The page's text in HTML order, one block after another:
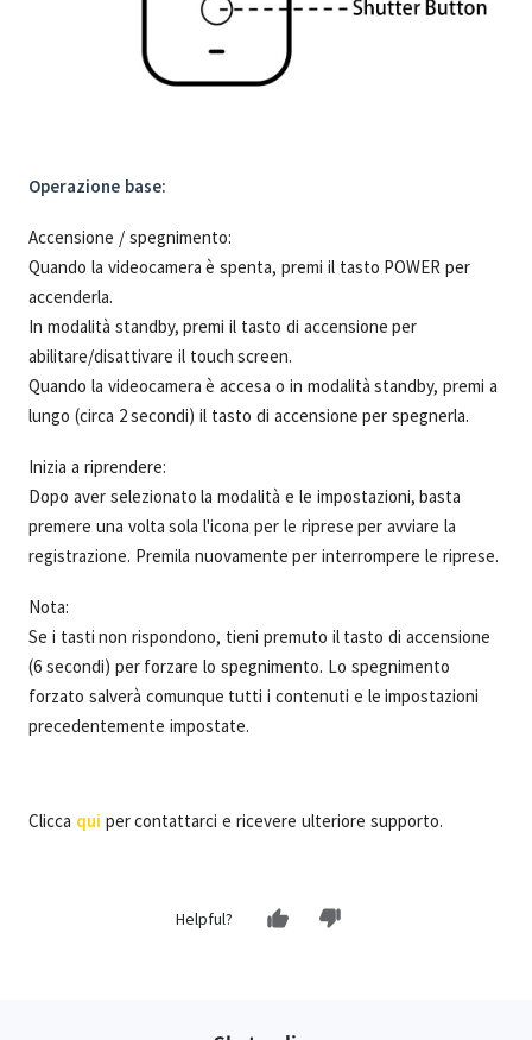
Operazione base:
Accensione / spegnimento:
Quando la videocamera è spenta, premi il tasto POWER per
accenderla.
In modalità standby, premi il tasto di accensione per
abilitare/disattivare il touch screen.
Quando la videocamera è accesa o in modalità standby, premi a
lungo (circa 2 secondi) il tasto di accensione per spegnerla.
Inizia a riprendere:
Dopo aver selezionato la modalità e le impostazioni, basta
premere una volta sola l'icona per le riprese per avviare la
registrazione. Premila nuovamente per interrompere le riprese.
Nota:
Se i tasti non rispondono, tieni premuto il tasto di accensione
(6 secondi) per forzare lo spegnimento. Lo spegnimento
forzato salverà comunque tutti i contenuti e le impostazioni
precedentemente impostate.
Clicca qui per contattarci e ricevere ulteriore supporto.
Helpful?